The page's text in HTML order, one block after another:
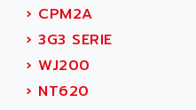
AEM
AEP
AERMEC
AERO - SHARP
› CPM2A
› 3G3 SERIE
› WJ200
› NT620